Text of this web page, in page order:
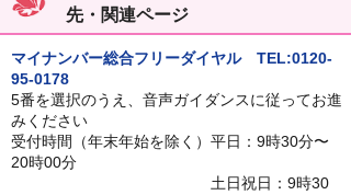
先・関連ページ
マイナンバー総合フリーダイヤル TEL:0120-
95-0178
5番を選択のうえ、音声ガイダンスに従ってお進
みください
受付時間（年末年始を除く）平日：9時30分〜
20時00分
土日祝日：9時30